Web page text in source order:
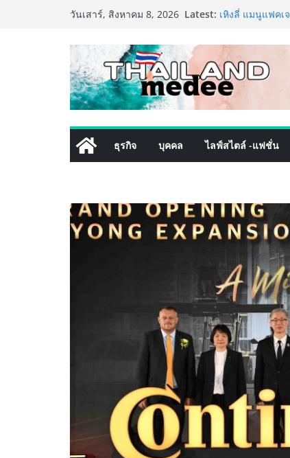
วันเสาร์, สิงหาคม 8, 2026 Latest:
ททท. ประกาศค
พันธมิตร ขับเค
เหิงลี่ แมนูแฟคเ
ในชลบุรี เดินหน้
เสริมแกร่งยุทธศ
TECNO ประก
เท็ม เสิร์ฟใหญ่ปั
PIPPER
เลี้ยง ชูนวัตกรร
ธุรกิจ บุคคล ไลฟ์สไตล์ -แฟชั่น